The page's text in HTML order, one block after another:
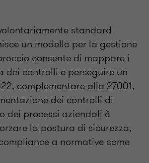
standard
un modello per la gestione
consente di mappare i
dei controlli e perseguire un
complementare alla 27001,
dei controlli di
dei processi aziendali è
la postura di sicurezza,
a normative come